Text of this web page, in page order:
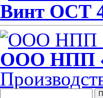
Винт ОСТ
ООО НПП